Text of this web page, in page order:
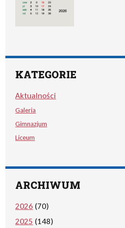
KATEGORIE
Aktualności
Galeria
Gimnazjum
Liceum
ARCHIWUM
2026 (70)
2025 (148)